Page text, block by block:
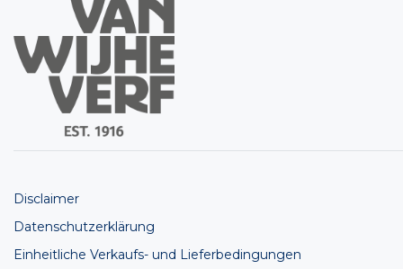
Disclaimer
Datenschutzerklärung
Einheitliche Verkaufs- und Lieferbedingungen